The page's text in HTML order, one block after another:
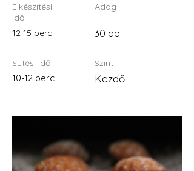
Elkészítési
idő
12-15 perc
Sütési idő
10-12 perc
Adag
30 db
Szint
Kezdő